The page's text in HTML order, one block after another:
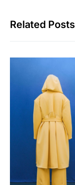
Related Posts